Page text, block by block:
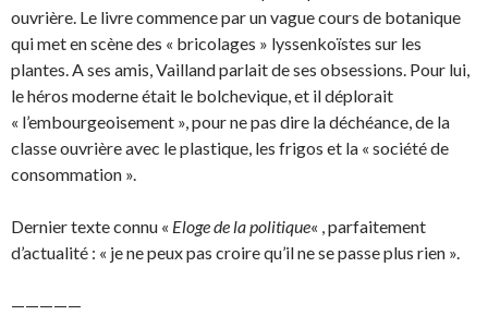
ouvrière. Le livre commence par un vague cours de botanique
qui met en scène des « bricolages » lyssenkoïstes sur les
plantes. A ses amis, Vailland parlait de ses obsessions. Pour lui,
le héros moderne était le bolchevique, et il déplorait
« l’embourgeoisement », pour ne pas dire la déchéance, de la
classe ouvrière avec le plastique, les frigos et la « société de
consommation ».
Dernier texte connu « Eloge de la politique« , parfaitement
d’actualité : « je ne peux pas croire qu’il ne se passe plus rien ».
—————